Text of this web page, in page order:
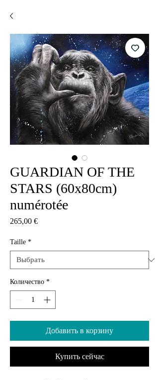
GUARDIAN OF THE
STARS (60x80cm)
numérotée
265,00 €Цена
Taille *
Количество *
Добавить в корзину
Купить сейчас